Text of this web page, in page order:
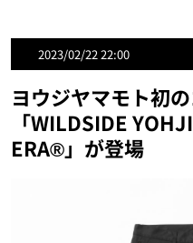
2023/02/22 22:00
ヨウジヤマモト初
「WILDSIDE
ERA®」が登場